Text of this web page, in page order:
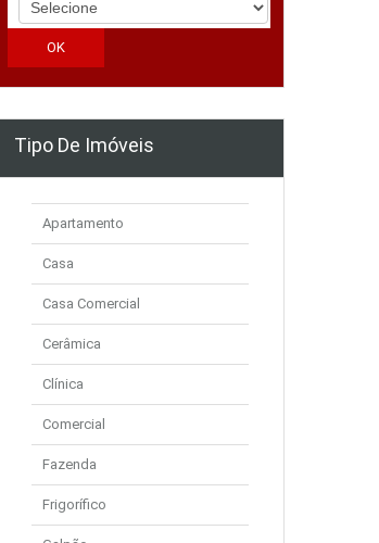
Tipo De Imóveis
Apartamento
Casa
Casa Comercial
Cerâmica
Clínica
Comercial
Fazenda
Frigorífico